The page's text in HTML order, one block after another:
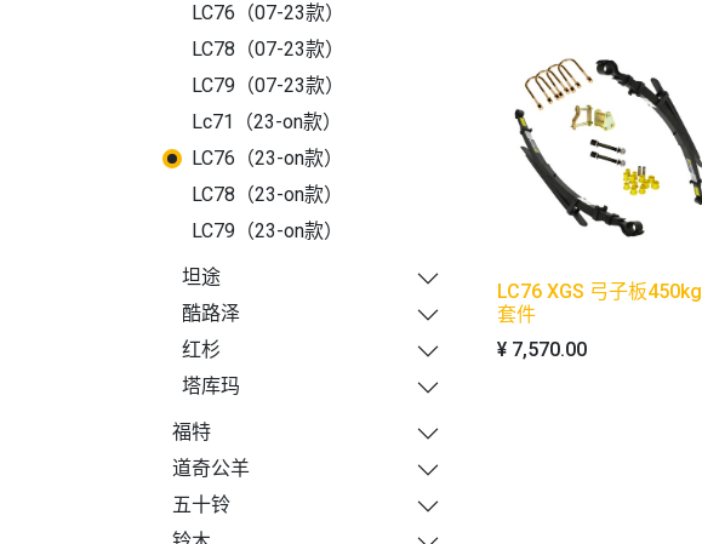
LC76（07-23款）
LC78（07-23款）
LC79（07-23款）
Lc71（23-on款）
LC76（23-on款）
LC78（23-on款）
LC79（23-on款）
坦途
酷路泽
红杉
塔库玛
福特
道奇公羊
五十铃
LC76 XGS 弓子板450kg
套件
¥ 7,570.00